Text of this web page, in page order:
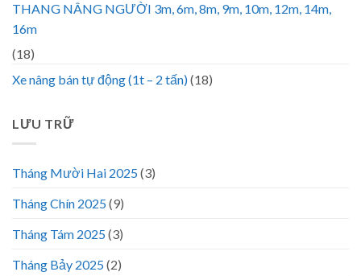
THANG NÂNG NGƯỜI 3m, 6m, 8m, 9m, 10m, 12m, 14m,
16m
(18)
Xe nâng bán tự động (1t – 2 tấn)(18)
LƯU TRỮ
Tháng Mười Hai 2025(3)
Tháng Chín 2025(9)
Tháng Tám 2025(3)
Tháng Bảy 2025(2)